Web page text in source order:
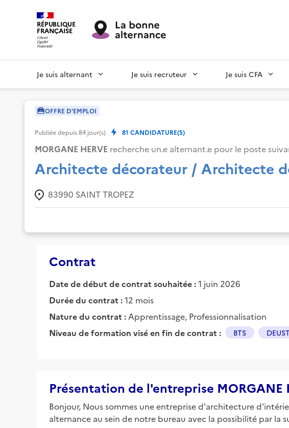
RÉPUBLIQUE
FRANÇAISE
Je suis alternant Je suis recruteur Je suis CFA
OFFRE D'EMPLOI
Publiée depuis84 jour(s) 81 CANDIDATURE(S)
MORGANE HERVE recherche un.e alternant.e pour le poste
Architecte décorateur / Architecte
83990 SAINT TROPEZ
Contrat
Date de début de contrat souhaitée :1 juin 2026
Durée du contrat :12 mois
Nature du contrat : Apprentissage, Professionnalisation
Niveau de formation visé en fin de contrat :
BTS
Présentation de l'entreprise MORGANE
Bonjour, Nous sommes une entreprise d'architecture
alternance au sein de notre bureau avec la possibilité par la